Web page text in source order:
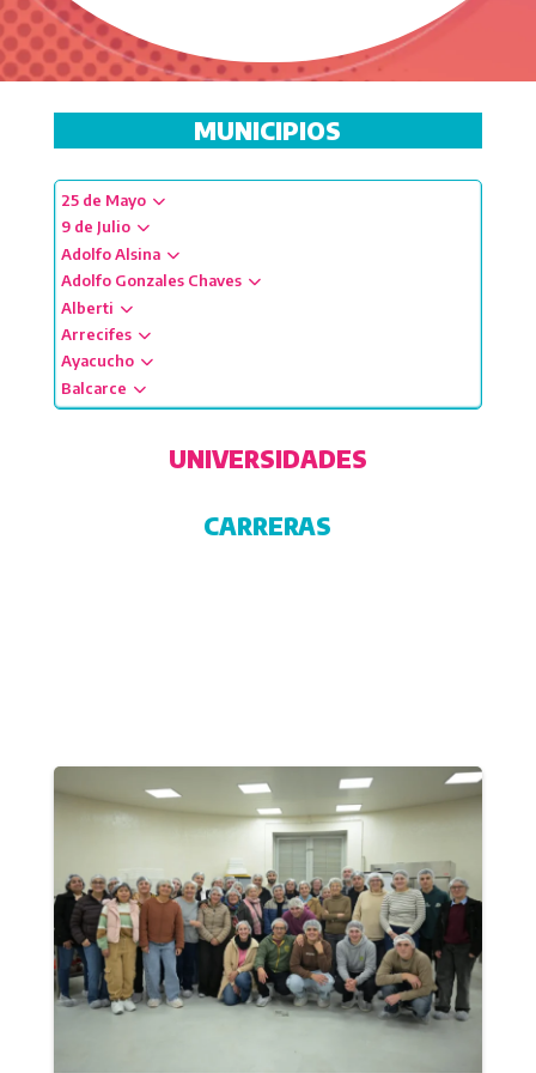
MUNICIPIOS
25 de Mayo
9 de Julio
Adolfo Alsina
Adolfo Gonzales Chaves
Alberti
Arrecifes
Ayacucho
Balcarce
Baradero
Coronel Dorrego
Coronel Pringles
Coronel Rosales
Daireaux
Dolores
Escobar
Exaltación de la Cruz
General Alvarado
General Alvear
UNIVERSIDADES
CARRERAS